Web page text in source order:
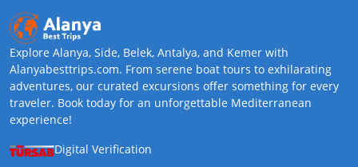
Explore Alanya, Side, Belek, Antalya, and Kemer with
Alanyabesttrips.com. From serene boat tours to exhilarating
adventures, our curated excursions offer something for every
traveler. Book today for an unforgettable Mediterranean
experience!
Digital Verification